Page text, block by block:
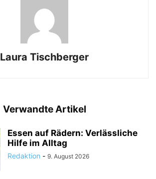
Laura Tischberger
Verwandte Artikel
Essen auf Rädern: Verlässliche
Hilfe im Alltag
Redaktion - 9. August 2026